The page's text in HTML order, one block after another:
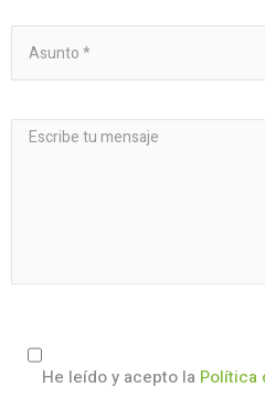
He leído y acepto la Política